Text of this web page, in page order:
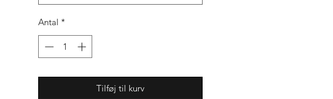
Antal *
Tilføj til kurv